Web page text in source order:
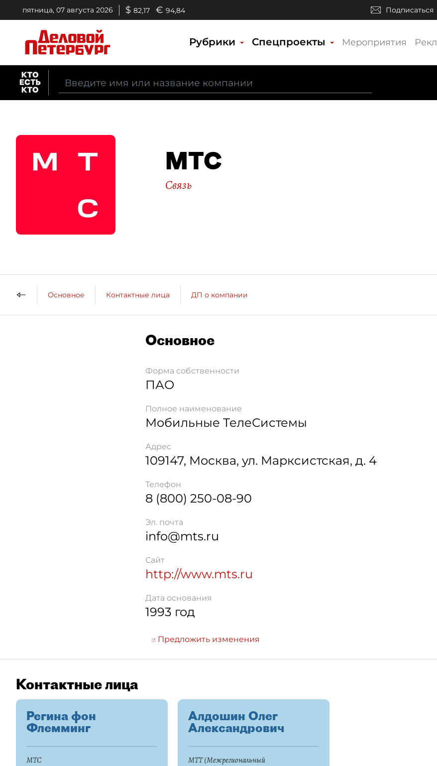
пятница, 07 августа 2026 $ 82,17 € 94,84 Подписаться
Рубрики Спецпроекты Мероприятия
МТС
Связь
Основное Контактные лица ДП о компании
Основное
Форма собственности
ПАО
Полное наименование
Мобильные ТелеСистемы
Адрес
109147, Москва, ул. Марксистская, д. 4
Телефон
8 (800) 250-08-90
Эл. почта
info@mts.ru
Сайт
http://www.mts.ru
Дата основания
1993 год
Предложить изменения
Контактные лица
Регина фон
Флемминг
МТС
Алдошин Олег
Александрович
МТТ (Межрегиональный